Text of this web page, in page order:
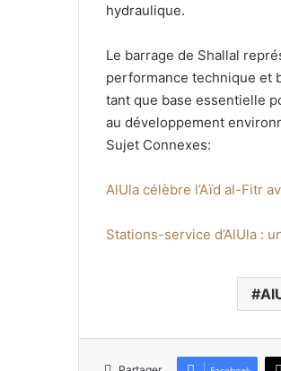
hydraulique.
Le barrage de Shallal
performance technique et
tant que base essentielle
au développement
Sujet Connexes:
AlUla célèbre l’Aïd al-Fitr
Stations-service d’AlUla :